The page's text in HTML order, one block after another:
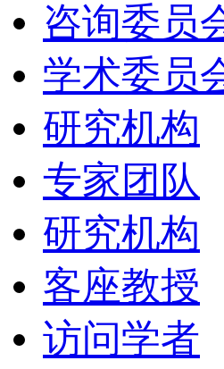
咨询委员
学术委员
研究机构
专家团队
研究机构
客座教授
访问学者